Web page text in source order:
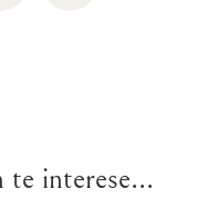
te interese...